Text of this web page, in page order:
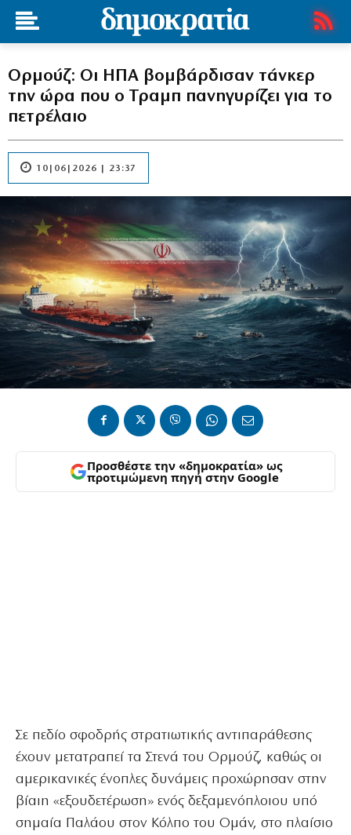
Ορμούζ: Οι ΗΠΑ βομβάρδισαν τάνκερ
την ώρα που ο Τραμπ πανηγυρίζει για το
πετρέλαιο
10|06|2026 | 23:37
Προσθέστε την «δημοκρατία» ως
προτιμώμενη πηγή στην Google
Σε πεδίο σφοδρής στρατιωτικής αντιπαράθεσης
έχουν μετατραπεί τα Στενά του Ορμούζ, καθώς οι
αμερικανικές ένοπλες δυνάμεις προχώρησαν στην
βίαιη «εξουδετέρωση» ενός δεξαμενόπλοιου υπό
σημαία Παλάου στον Κόλπο του Ομάν, στο πλαίσιο